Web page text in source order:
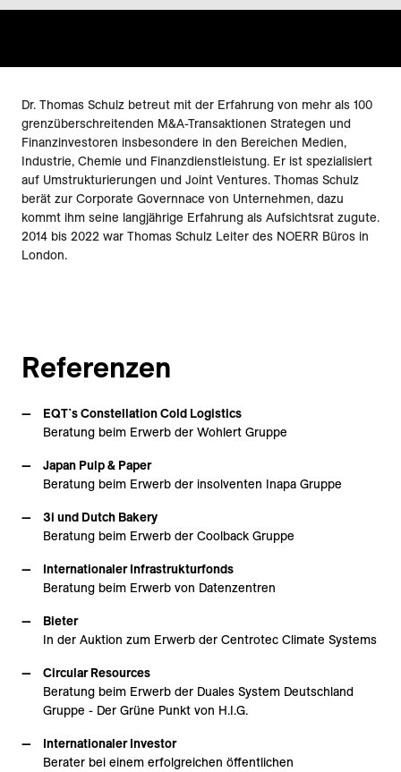
Dr. Thomas Schulz betreut mit der Erfahrung von mehr als 100
grenzüberschreitenden M&A-Transaktionen Strategen und
Finanzinvestoren insbesondere in den Bereichen Medien,
Industrie, Chemie und Finanzdienstleistung. Er ist spezialisiert
auf Umstrukturierungen und Joint Ventures. Thomas Schulz
berät zur Corporate Governnace von Unternehmen, dazu
kommt ihm seine langjährige Erfahrung als Aufsichtsrat zugute.
2014 bis 2022 war Thomas Schulz Leiter des NOERR Büros in
London.
Referenzen
EQT`s Constellation Cold Logistics
Beratung beim Erwerb der Wohlert Gruppe
Japan Pulp & Paper
Beratung beim Erwerb der insolventen Inapa Gruppe
3i und Dutch Bakery
Beratung beim Erwerb der Coolback Gruppe
Internationaler Infrastrukturfonds
Beratung beim Erwerb von Datenzentren
Bieter
In der Auktion zum Erwerb der Centrotec Climate Systems
Circular Resources
Beratung beim Erwerb der Duales System Deutschland
Gruppe - Der Grüne Punkt von H.I.G.
Internationaler Investor
Berater bei einem erfolgreichen öffentlichen